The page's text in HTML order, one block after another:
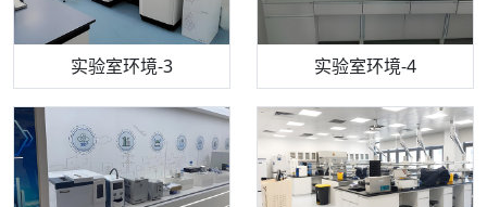
实验室环境-3 实验室环境-4
机构质检技术员-3 机构质检技术员-4
高效液相色谱仪 流式细胞仪